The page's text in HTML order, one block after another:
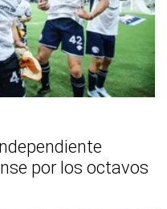
por los octavos